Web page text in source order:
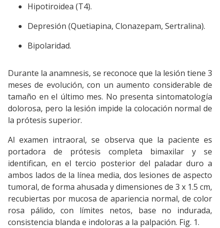
Hipotiroidea (T4).
Depresión (Quetiapina, Clonazepam, Sertralina).
Bipolaridad.
Durante la anamnesis, se reconoce que la lesión tiene 3
meses de evolución, con un aumento considerable de
tamaño en el último mes. No presenta sintomatología
dolorosa, pero la lesión impide la colocación normal de
la prótesis superior.
Al examen intraoral, se observa que la paciente es
portadora de prótesis completa bimaxilar y se
identifican, en el tercio posterior del paladar duro a
ambos lados de la línea media, dos lesiones de aspecto
tumoral, de forma ahusada y dimensiones de 3 x 1.5 cm,
recubiertas por mucosa de apariencia normal, de color
rosa pálido, con límites netos, base no indurada,
consistencia blanda e indoloras a la palpación. Fig. 1.